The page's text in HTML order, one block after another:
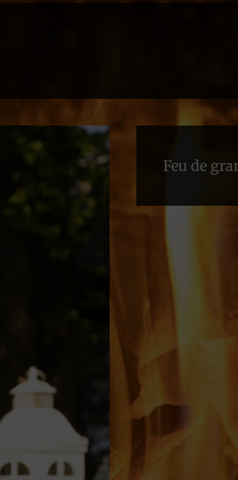
Feu de